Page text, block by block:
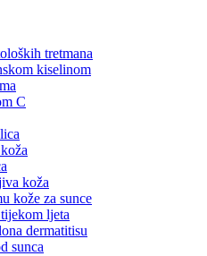
tretmana
kiselinom
C
koža
kože za sunce
ljeta
dermatitisu
sunca